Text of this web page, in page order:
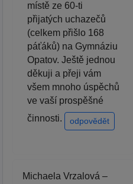
místě ze 60-ti
přijatých uchazečů
(celkem přišlo 168
páťáků) na Gymnáziu
Opatov. Ještě jednou
děkuji a přeji vám
všem mnoho úspěchů
ve vaší prospěšné
činnosti.
odpovědět
Michaela Vrzalová –